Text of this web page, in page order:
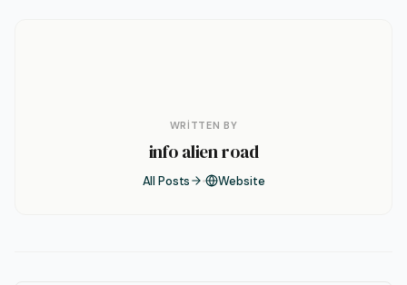
WRITTEN BY
info alien road
All Posts Website